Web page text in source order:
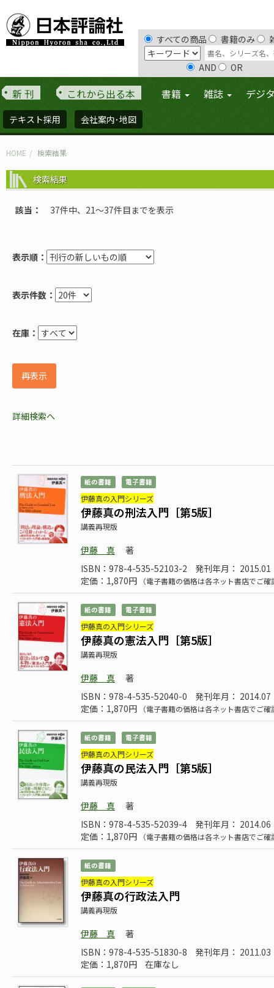
すべての商品 書籍のみ
AND OR
新 刊 これから出る本 書籍 雑誌 デジ
テキスト採用 会社案内･地図
HOME 検索結果
検索結果
該当 37件中、21〜37件目までを表示
表示順：
表示件数：
在庫：
再表示
詳細検索へ
紙の書籍 電子書籍
伊藤真の入門シリーズ
伊藤真の刑法入門［第5版］
講義再現版
伊藤 真
著
ISBN：978-4-535-52103-2
発刊年月： 2015.01
定価：1,870円
（電子書籍の価格は各ネット書店でご
紙の書籍 電子書籍
伊藤真の入門シリーズ
伊藤真の憲法入門［第5版］
講義再現版
伊藤 真
著
ISBN：978-4-535-52040-0
発刊年月： 2014.07
定価：1,870円
（電子書籍の価格は各ネット書店でご
紙の書籍 電子書籍
伊藤真の入門シリーズ
伊藤真の民法入門［第5版］
講義再現版
伊藤 真
著
ISBN：978-4-535-52039-4
発刊年月： 2014.06
定価：1,870円
（電子書籍の価格は各ネット書店でご
紙の書籍
伊藤真の入門シリーズ
伊藤真の行政法入門
講義再現版
伊藤 真
著
ISBN：978-4-535-51830-8
発刊年月： 2011.03
定価：1,870円
在庫なし